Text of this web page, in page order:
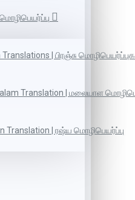
Translations | பிரஞ்சு
Translation | மலையாள
Translation | ரஷ்ய மொழிபெயர்ப்பு